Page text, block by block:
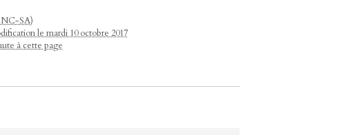
SA)
le mardi 10 octobre 2017
à cette page